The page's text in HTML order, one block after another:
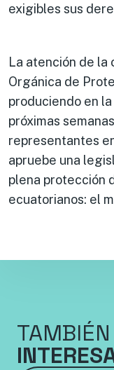
exigibles sus
La atención de la
Orgánica de
produciendo en
próximas
representantes
apruebe una
plena protección
ecuatorianos: el
TAMBIÉN